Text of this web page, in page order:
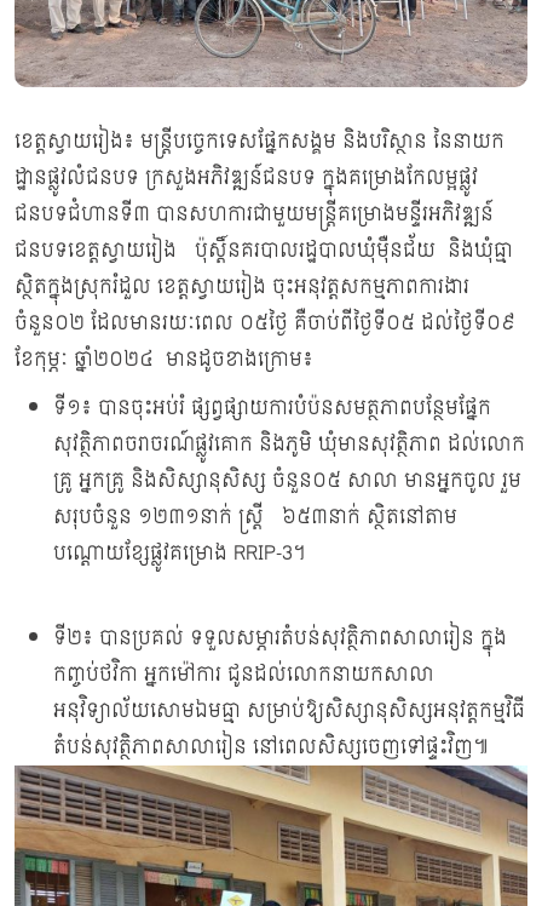
ខេត្តស្វាយរៀង៖ មន្ត្រីបច្ចេកទេសផ្នែកសង្គម និងបរិស្ថាន នៃនាយក
ដ្ឋានផ្លូវលំជនបទ ក្រសួងអភិវឌ្ឍន៍ជនបទ ក្នុងគម្រោងកែលម្អផ្លូវ
ជនបទជំហានទី៣ បានសហការជាមួយមន្រ្តីគម្រោងមន្ទីរអភិវឌ្ឍន៍
ជនបទខេត្តស្វាយរៀង ប៉ុស្តិ៍នគរបាលរដ្ឋបាលឃុំម៉ឺនជ័យ និងឃុំធ្មា
ស្ថិតក្នុងស្រុករំដួល ខេត្តស្វាយរៀង ចុះអនុវត្តសកម្មភាពការងារ
ចំនួន០២ ដែលមានរយៈពេល ០៥ថ្ងៃ គឺចាប់ពីថ្ងៃទី០៥ ដល់ថ្ងៃទី០៩
ខែកុម្ភៈ ឆ្នាំ២០២៤ មានដូចខាងក្រោម៖
ទី១៖ បានចុះអប់រំ ផ្សព្វផ្សាយការបំប៉នសមត្ថភាពបន្ថែមផ្នែក
សុវត្ថិភាពចរាចរណ៍ផ្លូវគោក និងភូមិ ឃុំមានសុវត្ថិភាព ដល់លោក
គ្រូ អ្នកគ្រូ និងសិស្សានុសិស្ស ចំនួន០៥ សាលា មានអ្នកចូល រួម
សរុបចំនួន ១២៣១នាក់ ស្រ្តី ៦៥៣នាក់ ស្ថិតនៅតាម
បណ្តោយខ្សែផ្លូវគម្រោង RRIP-3។
ទី២៖ បានប្រគល់ ទទួលសម្ភារតំបន់សុវត្ថិភាពសាលារៀន ក្នុង
កញ្ចប់ថវិកា អ្នកម៉ៅការ ជូនដល់លោកនាយកសាលា
អនុវិទ្យាល័យសោមឯមធ្មា សម្រាប់ឱ្យសិស្សានុសិស្សអនុវត្តកម្មវិធី
តំបន់សុវត្ថិភាពសាលារៀន នៅពេលសិស្សចេញទៅផ្ទះវិញ៕